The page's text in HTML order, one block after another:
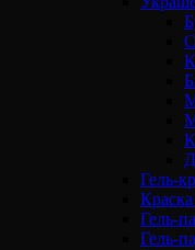
Гель-
Гель-
Гель-